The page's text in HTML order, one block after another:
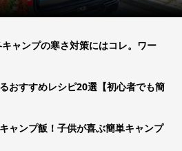
キャンプの寒さ対策にはコレ。ワー
おすすめレシピ20選【初心者でも簡
ャンプ飯！子供が喜ぶ簡単キャンプ